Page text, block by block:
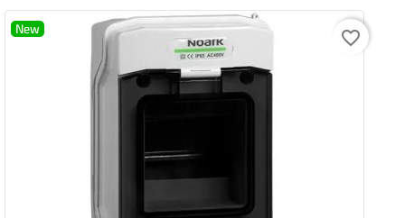
New favorite_border